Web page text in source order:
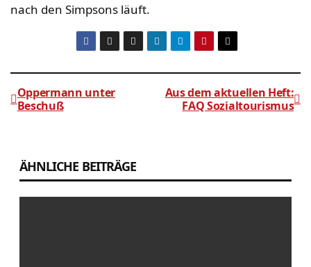
nach den Simpsons läuft.
Aus dem aktuellen Heft:
FAQ Sozialtourismus
Oppermann unter
Beschuß
ÄHNLICHE BEITRÄGE